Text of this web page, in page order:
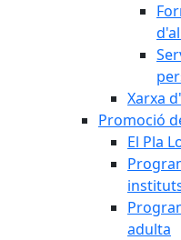
Xarxa
Promoció
El Pla
adulta